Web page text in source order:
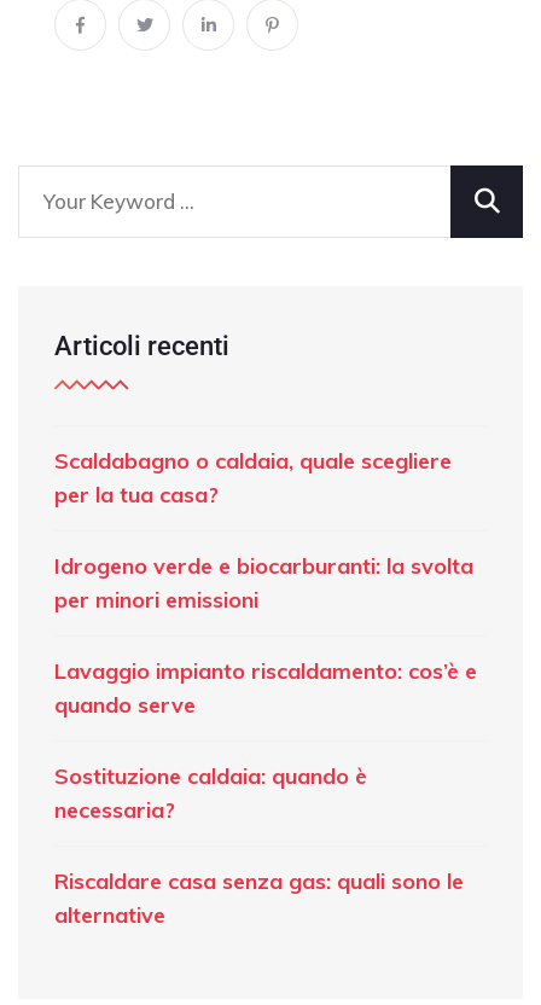
Articoli recenti
Scaldabagno o caldaia, quale scegliere
per la tua casa?
Idrogeno verde e biocarburanti: la svolta
per minori emissioni
Lavaggio impianto riscaldamento: cos’è e
quando serve
Sostituzione caldaia: quando è
necessaria?
Riscaldare casa senza gas: quali sono le
alternative